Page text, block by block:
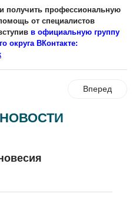
получить профессиональную
от специалистов
в официальную группу
округа ВКонтакте:
Вперед